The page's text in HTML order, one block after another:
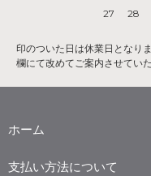
27
28
印のついた日は休業日となり
欄にて改めてご案内させていた
ホーム
支払い方法について